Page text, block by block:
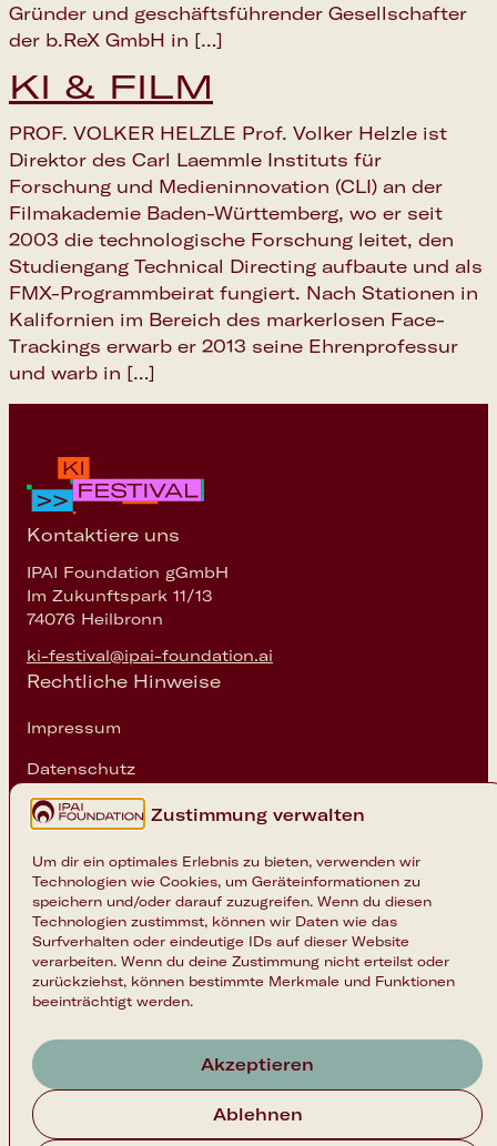
Zustimmung verwalten
Um dir ein optimales Erlebnis zu bieten, verwenden wir
Technologien wie Cookies, um Geräteinformationen zu
speichern und/oder darauf zuzugreifen. Wenn du diesen
Technologien zustimmst, können wir Daten wie das
Surfverhalten oder eindeutige IDs auf dieser Website
verarbeiten. Wenn du deine Zustimmung nicht erteilst oder
zurückziehst, können bestimmte Merkmale und Funktionen
beeinträchtigt werden.
Akzeptieren
Ablehnen
Gründer und geschäftsführender Gesellschafter
der b.ReX GmbH in […]
KI & FILM
PROF. VOLKER HELZLE Prof. Volker Helzle ist
Direktor des Carl Laemmle Instituts für
Forschung und Medieninnovation (CLI) an der
Filmakademie Baden-Württemberg, wo er seit
2003 die technologische Forschung leitet, den
Studiengang Technical Directing aufbaute und als
FMX-Programmbeirat fungiert. Nach Stationen in
Kalifornien im Bereich des markerlosen Face-
Trackings erwarb er 2013 seine Ehrenprofessur
und warb in […]
Kontaktiere uns
IPAI Foundation gGmbH
Im Zukunftspark 11/13
74076 Heilbronn
ki-festival@ipai-foundation.ai
Rechtliche Hinweise
Impressum
Datenschutz
Cookie-Einstellungen
Instagram
LinkedIn
Nach oben